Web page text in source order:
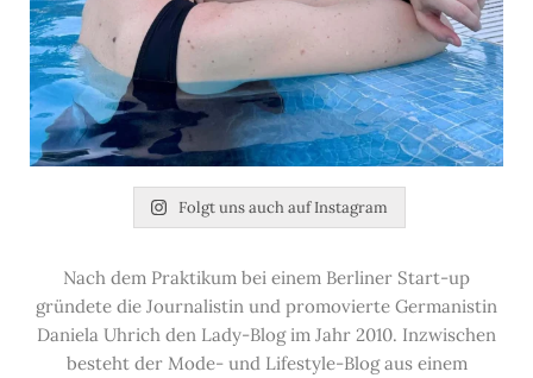
Folgt uns auch auf Instagram
Nach dem Praktikum bei einem Berliner Start-up
gründete die Journalistin und promovierte Germanistin
Daniela Uhrich den Lady-Blog im Jahr 2010. Inzwischen
besteht der Mode- und Lifestyle-Blog aus einem